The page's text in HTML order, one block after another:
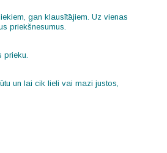
gan klausītājiem. Uz vienas
priekšnesumus.
un lai cik lieli vai mazi justos,